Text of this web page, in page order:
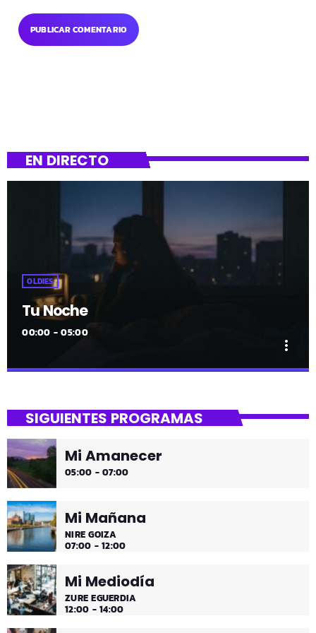
EN DIRECTO
OLDIES
Tu Noche
00:00 - 05:00
more_vert
gure gaua
Desconecta y disfruta cada madrugada de la música
más tranquila.
SIGUIENTES PROGRAMAS
Mi Amanecer
05:00 - 07:00
Mi Mañana
NIRE GOIZA
07:00 - 12:00
Mi Mediodía
ZURE EGUERDIA
12:00 - 14:00